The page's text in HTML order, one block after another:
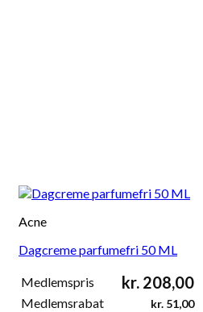
Acne
Dagcreme parfumefri 50 ML
Medlemspris kr. 208,00
Medlemsrabat kr. 51,00